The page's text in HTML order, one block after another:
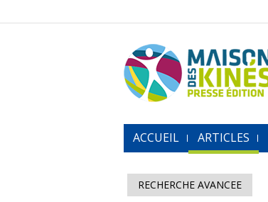
ACCUEIL ARTICLES
RECHERCHE AVANCEE